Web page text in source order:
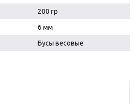
200 гр
6 мм
Бусы весовые